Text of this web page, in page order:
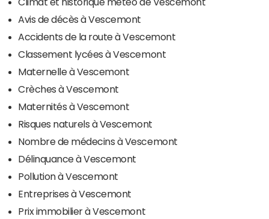
Avis de décès à Vescemont
Accidents de la route à Vescemont
Classement lycées à Vescemont
Maternelle à Vescemont
Crèches à Vescemont
Maternités à Vescemont
Risques naturels à Vescemont
Nombre de médecins à Vescemont
Délinquance à Vescemont
Pollution à Vescemont
Entreprises à Vescemont
Prix immobilier à Vescemont